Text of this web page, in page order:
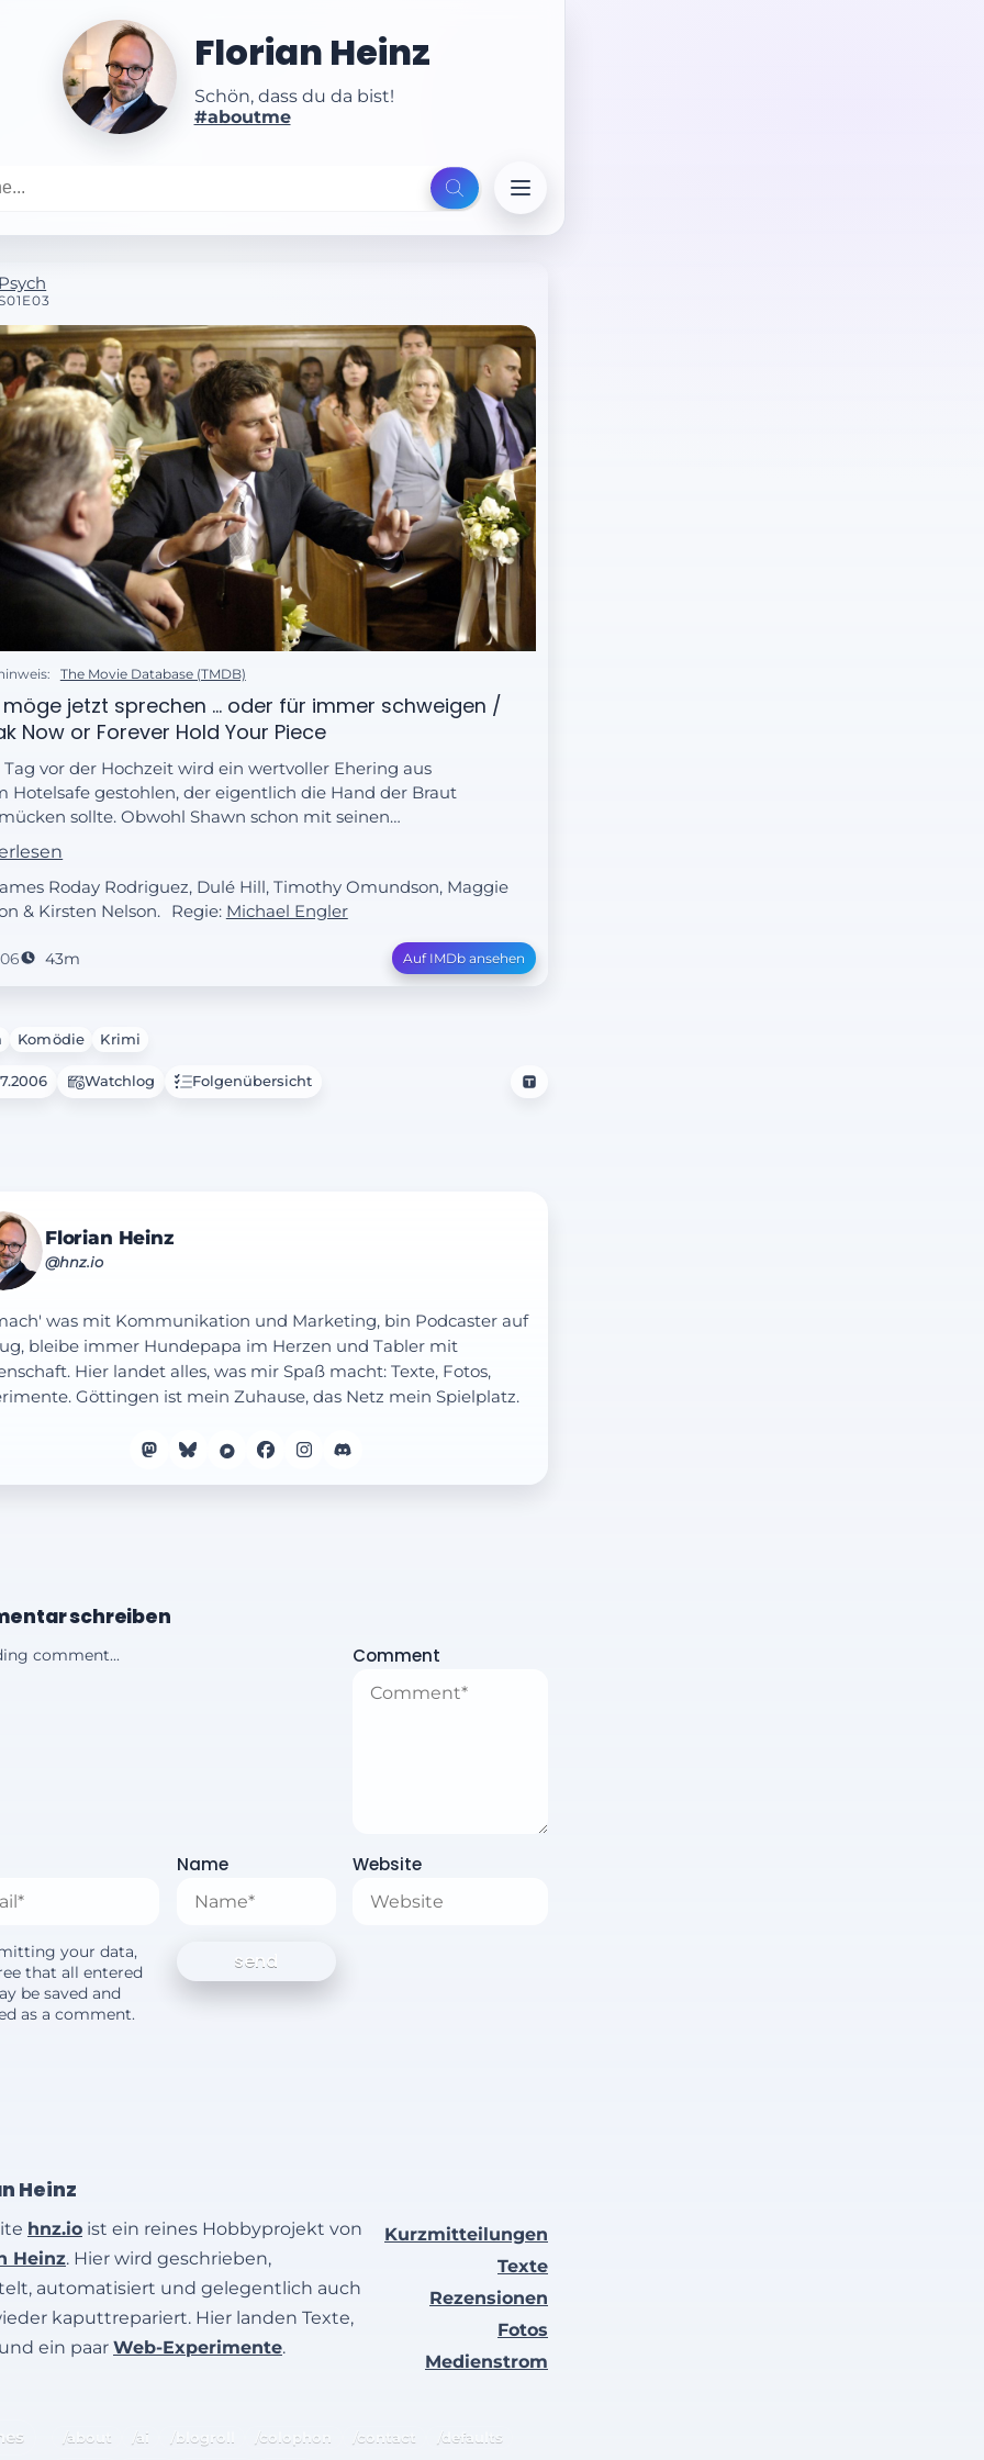
Florian Heinz
Schön, dass du da bist!
#aboutme
Psych
The Movie Database (TMDB)
möge jetzt sprechen ... oder für immer schweigen /
Now or Forever Hold Your Piece
vor der Hochzeit wird ein wertvoller Ehering aus
Hotelsafe gestohlen, der eigentlich die Hand der Braut
sollte. Obwohl Shawn schon mit seinen
begonnen hat, besteht Detective Lassiter
den Diebstahl alleine aufzuklären. Doch Shawn hat
einen Plan...
Roday Rodriguez, Dulé Hill, Timothy Omundson, Maggie
& Kirsten Nelson.
Regie: Michael Engler
43m Auf IMDb ansehen
Komödie Krimi
Watchlog Folgenübersicht
Florian Heinz
@hnz.io
was mit Kommunikation und Marketing, bin Podcaster auf
bleibe immer Hundepapa im Herzen und Tabler mit
Hier landet alles, was mir Spaß macht: Texte, Fotos,
Göttingen ist mein Zuhause, das Netz mein Spielplatz.
schreiben
comment... Comment
Name Website
your data,
that all entered
be saved and
as a comment.
Heinz
hnz.io ist ein reines Hobbyprojekt von
Heinz. Hier wird geschrieben,
automatisiert und gelegentlich auch
kaputtrepariert. Hier landen Texte,
ein paar Web-Experimente.
Kurzmitteilungen
Texte
Rezensionen
Fotos
Medienstrom
/about /ai /blogroll /colophon /contact /defaults